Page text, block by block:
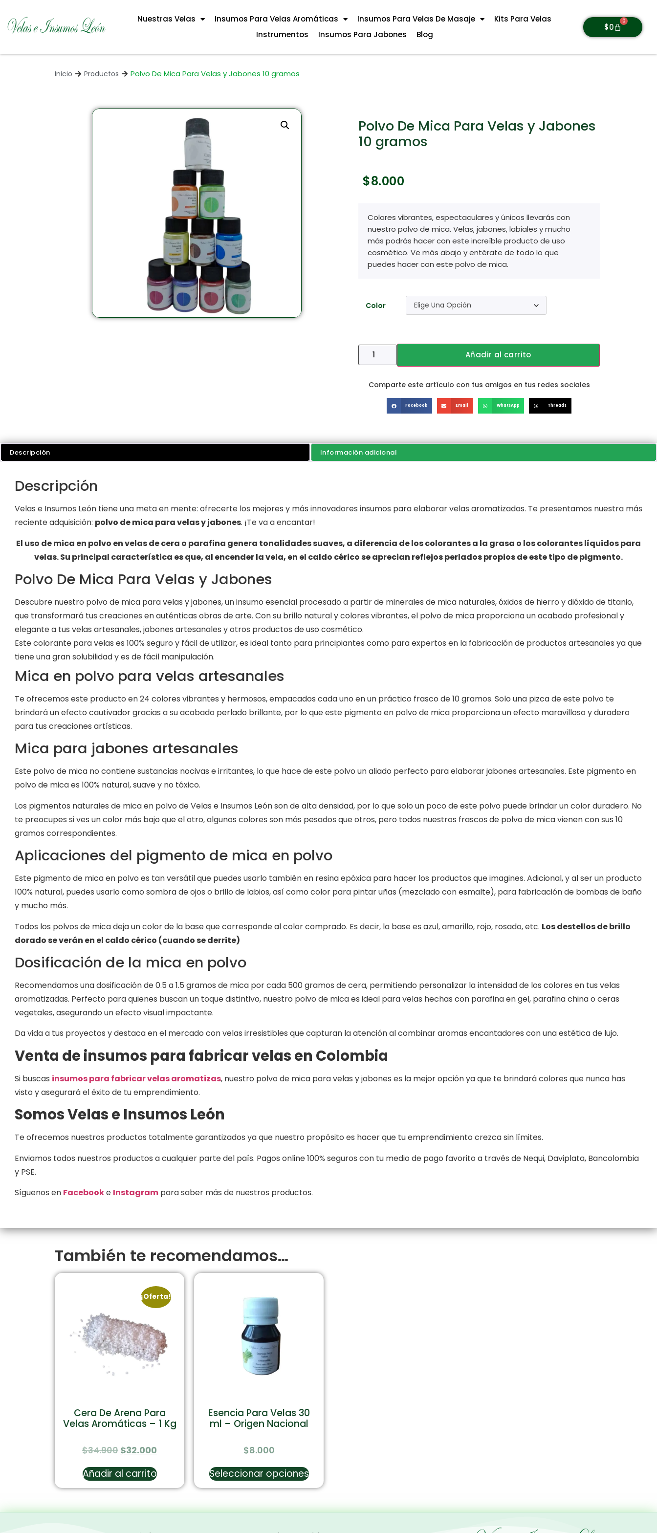
Nuestras Velas Insumos Para Velas Aromáticas Insumos Para Velas De Masaje
Kits Para Velas
Instrumentos
Insumos Para Jabones Blog
$0
0
Inicio Productos Polvo De Mica Para Velas y Jabones 10 gramos
Polvo De Mica Para Velas y Jabones
10 gramos
$8.000
Colores vibrantes, espectaculares y únicos llevarás con
nuestro polvo de mica. Velas, jabones, labiales y mucho
más podrás hacer con este increíble producto de uso
cosmético. Ve más abajo y entérate de todo lo que
puedes hacer con este polvo de mica.
Color
Añadir al carrito
Comparte este artículo con tus amigos en tus redes sociales
Facebook Email WhatsApp Threads
Descripción Información adicional
Descripción
Velas e Insumos León tiene una meta en mente: ofrecerte los mejores y más innovadores insumos para elaborar velas aromatizadas. Te presentamos nuestra más
reciente adquisición: polvo de mica para velas y jabones. ¡Te va a encantar!
El uso de mica en polvo en velas de cera o parafina genera tonalidades suaves, a diferencia de los colorantes a la grasa o los colorantes líquidos para
velas. Su principal característica es que, al encender la vela, en el caldo cérico se aprecian reflejos perlados propios de este tipo de pigmento.
Polvo De Mica Para Velas y Jabones
Descubre nuestro polvo de mica para velas y jabones, un insumo esencial procesado a partir de minerales de mica naturales, óxidos de hierro y dióxido de titanio,
que transformará tus creaciones en auténticas obras de arte. Con su brillo natural y colores vibrantes, el polvo de mica proporciona un acabado profesional y
elegante a tus velas artesanales, jabones artesanales y otros productos de uso cosmético.
Este colorante para velas es 100% seguro y fácil de utilizar, es ideal tanto para principiantes como para expertos en la fabricación de productos artesanales ya que
tiene una gran solubilidad y es de fácil manipulación.
Mica en polvo para velas artesanales
Te ofrecemos este producto en 24 colores vibrantes y hermosos, empacados cada uno en un práctico frasco de 10 gramos. Solo una pizca de este polvo te
brindará un efecto cautivador gracias a su acabado perlado brillante, por lo que este pigmento en polvo de mica proporciona un efecto maravilloso y duradero
para tus creaciones artísticas.
Mica para jabones artesanales
Este polvo de mica no contiene sustancias nocivas e irritantes, lo que hace de este polvo un aliado perfecto para elaborar jabones artesanales. Este pigmento en
polvo de mica es 100% natural, suave y no tóxico.
Los pigmentos naturales de mica en polvo de Velas e Insumos León son de alta densidad, por lo que solo un poco de este polvo puede brindar un color duradero. No
te preocupes si ves un color más bajo que el otro, algunos colores son más pesados que otros, pero todos nuestros frascos de polvo de mica vienen con sus 10
gramos correspondientes.
Aplicaciones del pigmento de mica en polvo
Este pigmento de mica en polvo es tan versátil que puedes usarlo también en resina epóxica para hacer los productos que imagines. Adicional, y al ser un producto
100% natural, puedes usarlo como sombra de ojos o brillo de labios, así como color para pintar uñas (mezclado con esmalte), para fabricación de bombas de baño
y mucho más.
Todos los polvos de mica deja un color de la base que corresponde al color comprado. Es decir, la base es azul, amarillo, rojo, rosado, etc. Los destellos de brillo
dorado se verán en el caldo cérico (cuando se derrite)
Dosificación de la mica en polvo
Recomendamos una dosificación de 0.5 a 1.5 gramos de mica por cada 500 gramos de cera, permitiendo personalizar la intensidad de los colores en tus velas
aromatizadas. Perfecto para quienes buscan un toque distintivo, nuestro polvo de mica es ideal para velas hechas con parafina en gel, parafina china o ceras
vegetales, asegurando un efecto visual impactante.
Da vida a tus proyectos y destaca en el mercado con velas irresistibles que capturan la atención al combinar aromas encantadores con una estética de lujo.
Venta de insumos para fabricar velas en Colombia
Si buscas insumos para fabricar velas aromatizas, nuestro polvo de mica para velas y jabones es la mejor opción ya que te brindará colores que nunca has
visto y asegurará el éxito de tu emprendimiento.
Somos Velas e Insumos León
Te ofrecemos nuestros productos totalmente garantizados ya que nuestro propósito es hacer que tu emprendimiento crezca sin límites.
Enviamos todos nuestros productos a cualquier parte del país. Pagos online 100% seguros con tu medio de pago favorito a través de Nequi, Daviplata, Bancolombia
y PSE.
Síguenos en Facebooke Instagram para saber más de nuestros productos.
También te recomendamos…
¡Oferta!
Cera De Arena Para
Velas Aromáticas – 1 Kg
$34.900 $32.000
Añadir al carrito
Esencia Para Velas 30
ml – Origen Nacional
$8.000
Seleccionar opciones